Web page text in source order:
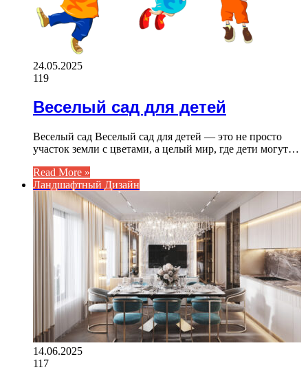
24.05.2025
119
Веселый сад для детей
Веселый сад Веселый сад для детей — это не просто
участок земли с цветами, а целый мир, где дети могут…
Read More »
Ландшафтный Дизайн
14.06.2025
117